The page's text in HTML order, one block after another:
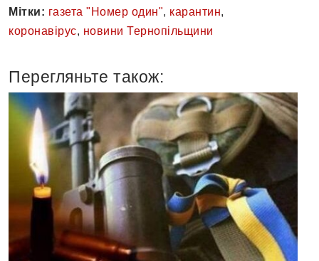
Мітки: газета "Номер один", карантин,
коронавірус, новини Тернопільщини
Перегляньте також: